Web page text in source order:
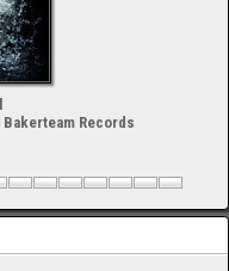
Bakerteam Records